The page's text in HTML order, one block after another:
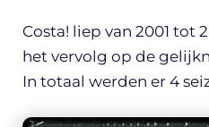
Costa! liep van 2001 tot
het vervolg op de
In totaal werden er 4